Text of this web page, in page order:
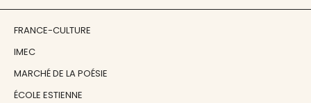
FRANCE-CULTURE
IMEC
MARCHÉ DE LA POÉSIE
ÉCOLE ESTIENNE